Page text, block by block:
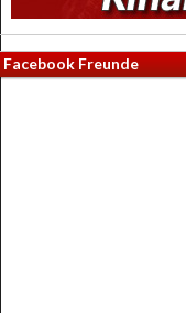
Facebook Freunde